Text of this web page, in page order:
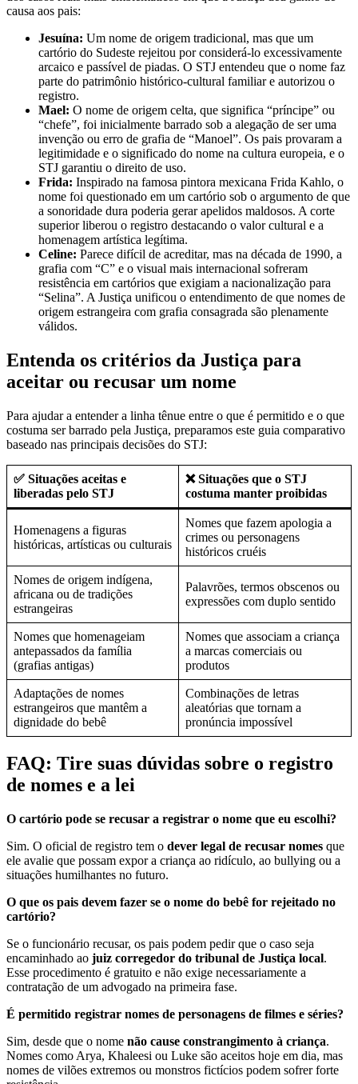
causa aos pais:
Jesuína: Um nome de origem tradicional, mas que um
cartório do Sudeste rejeitou por considerá-lo excessivamente
arcaico e passível de piadas. O STJ entendeu que o nome faz
parte do patrimônio histórico-cultural familiar e autorizou o
registro.
Mael: O nome de origem celta, que significa “príncipe” ou
“chefe”, foi inicialmente barrado sob a alegação de ser uma
invenção ou erro de grafia de “Manoel”. Os pais provaram a
legitimidade e o significado do nome na cultura europeia, e o
STJ garantiu o direito de uso.
Frida: Inspirado na famosa pintora mexicana Frida Kahlo, o
nome foi questionado em um cartório sob o argumento de que
a sonoridade dura poderia gerar apelidos maldosos. A corte
superior liberou o registro destacando o valor cultural e a
homenagem artística legítima.
Celine: Parece difícil de acreditar, mas na década de 1990, a
grafia com “C” e o visual mais internacional sofreram
resistência em cartórios que exigiam a nacionalização para
“Selina”. A Justiça unificou o entendimento de que nomes de
origem estrangeira com grafia consagrada são plenamente
válidos.
Entenda os critérios da Justiça para
aceitar ou recusar um nome
Para ajudar a entender a linha tênue entre o que é permitido e o que
costuma ser barrado pela Justiça, preparamos este guia comparativo
baseado nas principais decisões do STJ:
✅ Situações aceitas e
liberadas pelo STJ
❌ Situações que o STJ
costuma manter proibidas
Homenagens a figuras
históricas, artísticas ou culturais
Nomes que fazem apologia a
crimes ou personagens
históricos cruéis
Nomes de origem indígena,
africana ou de tradições
estrangeiras
Palavrões, termos obscenos ou
expressões com duplo sentido
Nomes que homenageiam
antepassados da família
(grafias antigas)
Nomes que associam a criança
a marcas comerciais ou
produtos
Adaptações de nomes
estrangeiros que mantêm a
dignidade do bebê
Combinações de letras
aleatórias que tornam a
pronúncia impossível
FAQ: Tire suas dúvidas sobre o registro
de nomes e a lei
O cartório pode se recusar a registrar o nome que eu escolhi?
Sim. O oficial de registro tem o dever legal de recusar nomes que
ele avalie que possam expor a criança ao ridículo, ao bullying ou a
situações humilhantes no futuro.
O que os pais devem fazer se o nome do bebê for rejeitado no
cartório?
Se o funcionário recusar, os pais podem pedir que o caso seja
encaminhado ao juiz corregedor do tribunal de Justiça local.
Esse procedimento é gratuito e não exige necessariamente a
contratação de um advogado na primeira fase.
É permitido registrar nomes de personagens de filmes e séries?
Sim, desde que o nome não cause constrangimento à criança.
Nomes como Arya, Khaleesi ou Luke são aceitos hoje em dia, mas
nomes de vilões extremos ou monstros fictícios podem sofrer forte